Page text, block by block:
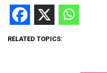
RELATED TOPICS: